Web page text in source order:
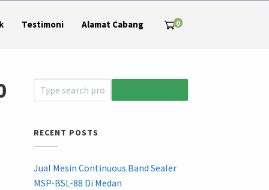
Testimoni Alamat Cabang 0
RECENT POSTS
Jual Mesin Continuous Band Sealer
MSP-BSL-88 Di Medan